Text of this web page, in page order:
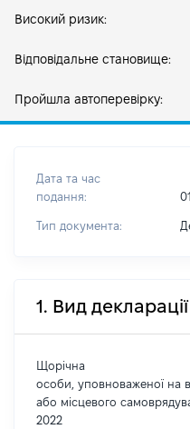
Високий ризик:
Відповідальне становище:
Пройшла автоперевірку:
Дата та час
подання:
Тип документа:
1. Вид
Щорічна
особи, уповноваженої на
або місцевого
2022